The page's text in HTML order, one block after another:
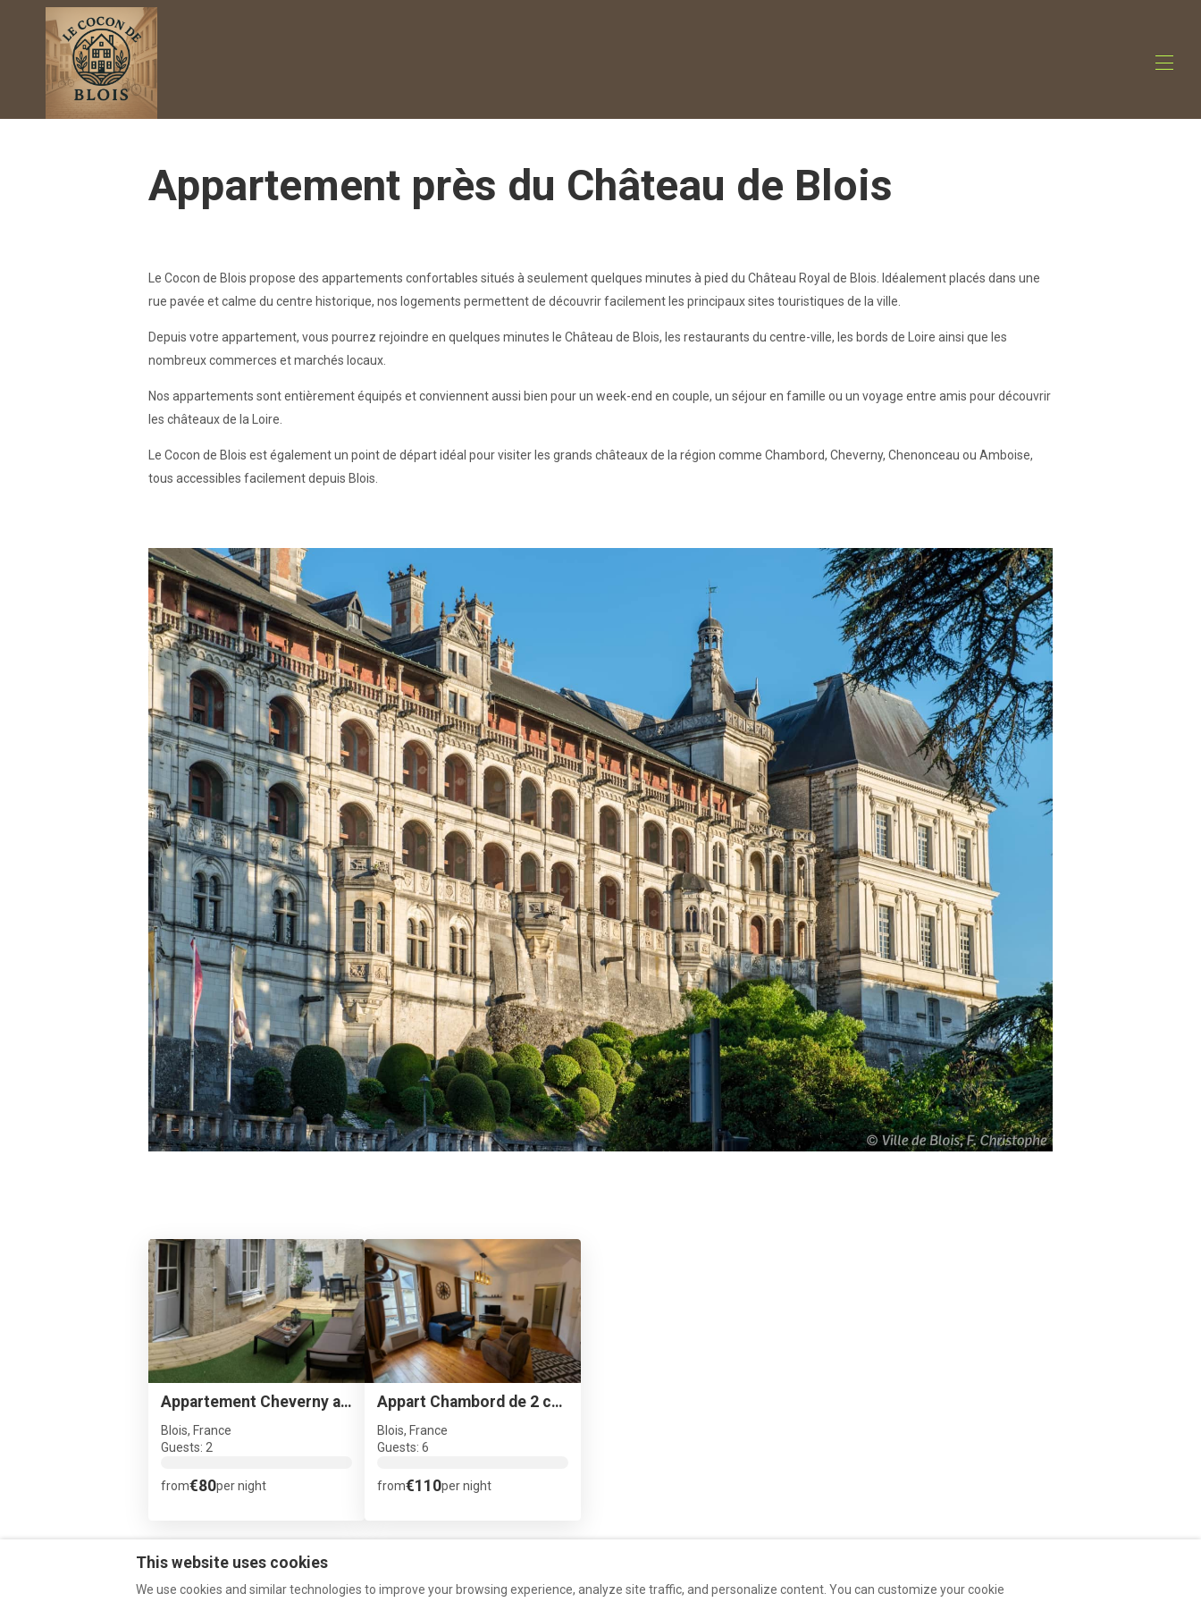
Apartment near the Château de Chambord
Guide to Blois & Loire Valley Castles
Contact us
Customer reviews
Appartement près du Château de Blois
Le Cocon de Blois propose des appartements confortables situés à seulement quelques minutes à pied du Château Royal de Blois. Idéalement placés dans une
rue pavée et calme du centre historique, nos logements permettent de découvrir facilement les principaux sites touristiques de la ville.
Depuis votre appartement, vous pourrez rejoindre en quelques minutes le Château de Blois, les restaurants du centre-ville, les bords de Loire ainsi que les
nombreux commerces et marchés locaux.
Nos appartements sont entièrement équipés et conviennent aussi bien pour un week-end en couple, un séjour en famille ou un voyage entre amis pour découvrir
les châteaux de la Loire.
Le Cocon de Blois est également un point de départ idéal pour visiter les grands châteaux de la région comme Chambord, Cheverny, Chenonceau ou Amboise,
tous accessibles facilement depuis Blois.
Appartement Cheverny avec cour privative au centre de Blois
Blois, France
Guests: 2
from€80per night
Appart Chambord de 2 chambres au cœur de BLOIS
Blois, France
Guests: 6
from€110per night
This website uses cookies
We use cookies and similar technologies to improve your browsing experience, analyze site traffic, and personalize content. You can customize your cookie